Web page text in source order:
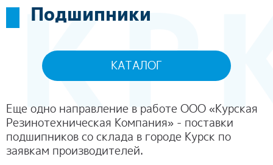
КАТАЛОГ ПРОДУКЦИИ
НАШИ ПРОЕКТЫ
ОТЗЫВЫ
КОНТАКТЫ
Подшипники
КАТАЛОГ
Еще одно направление в работе ООО «Курская
Резинотехническая Компания» - поставки
подшипников со склада в городе Курск по
заявкам производителей.